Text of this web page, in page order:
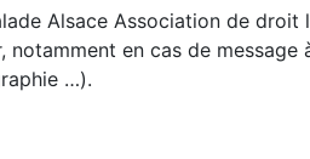
Alsace Association de
notamment en cas de
…).